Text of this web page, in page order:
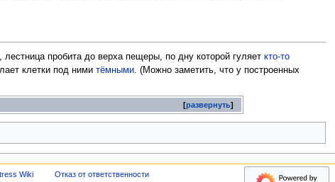
пробита до верха пещеры, по дну которой гуляет кто-то
клетки под ними тёмными. (Можно заметить, что у построенных
развернуть
Wiki Отказ от ответственности